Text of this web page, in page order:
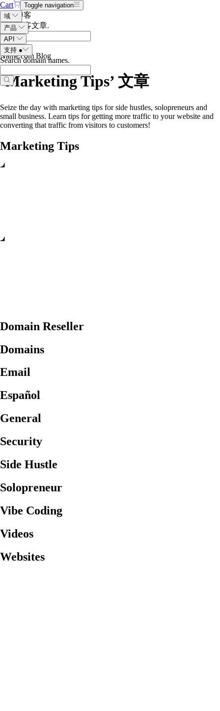
Cart
Toggle navigation
域
产品
API
支持 ●
Search domain names.
搜索博客
搜索博客文章.
Name.com Blog
‘Marketing Tips’ 文章
Seize the day with marketing tips for side hustles, solopreneurs and
small business. Learn tips for getting more traffic to your website and
converting that traffic from visitors to customers!
Marketing Tips
Domain Reseller
Domains
Email
Español
General
Security
Side Hustle
Solopreneur
Vibe Coding
Videos
Websites